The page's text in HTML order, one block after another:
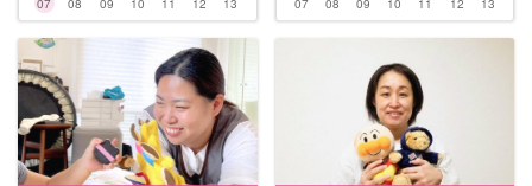
07
08
09
10
11
12
13
07
08
09
10
11
12
13